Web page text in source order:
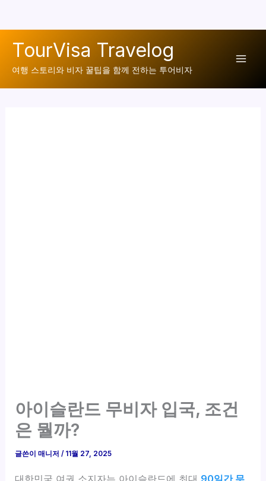
TourVisa Travelog
여행 스토리와 비자 꿀팁을 함께 전하는 투어비자
아이슬란드 무비자 입국, 조건
은 뭘까?
글쓴이매니저/ 11월 27, 2025